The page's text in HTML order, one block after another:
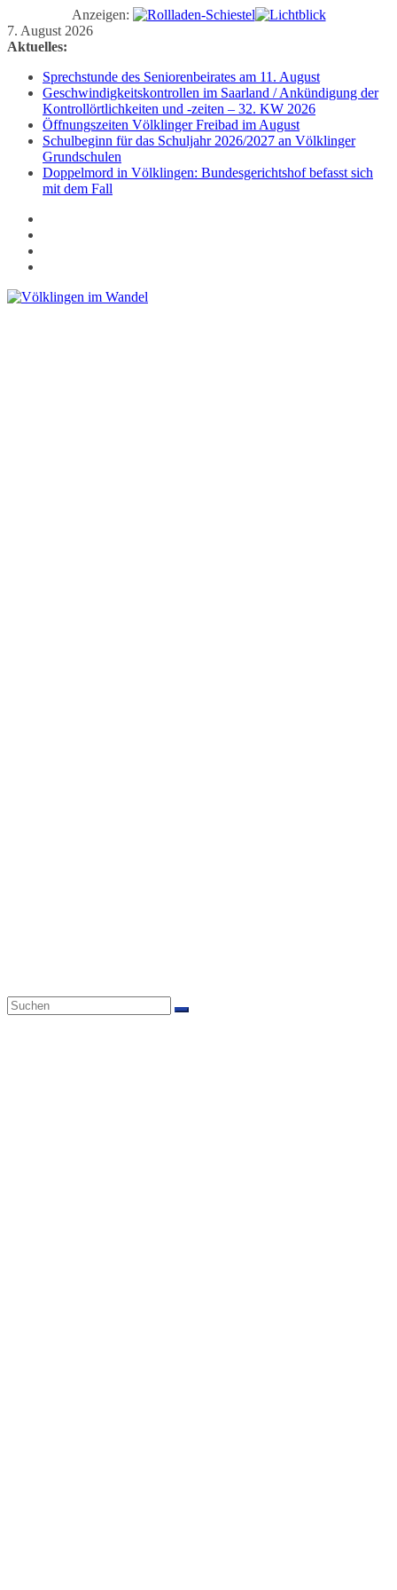
Anzeigen:
Zum
Inhalt
7. August 2026
Aktuelles:
Sprechstunde des Seniorenbeirates am 11. August
Geschwindigkeitskontrollen im Saarland / Ankündigung der
Kontrollörtlichkeiten und -zeiten – 32. KW 2026
Öffnungszeiten Völklinger Freibad im August
Schulbeginn für das Schuljahr 2026/2027 an Völklinger
Grundschulen
Doppelmord in Völklingen: Bundesgerichtshof befasst sich
mit dem Fall